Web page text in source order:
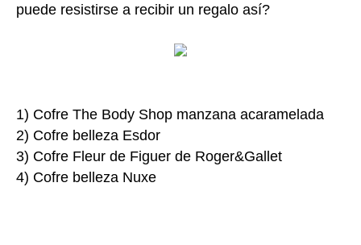
puede resistirse a recibir un regalo así?
1) Cofre The Body Shop manzana acaramelada
2) Cofre belleza Esdor
3) Cofre Fleur de Figuer de Roger&Gallet
4) Cofre belleza Nuxe